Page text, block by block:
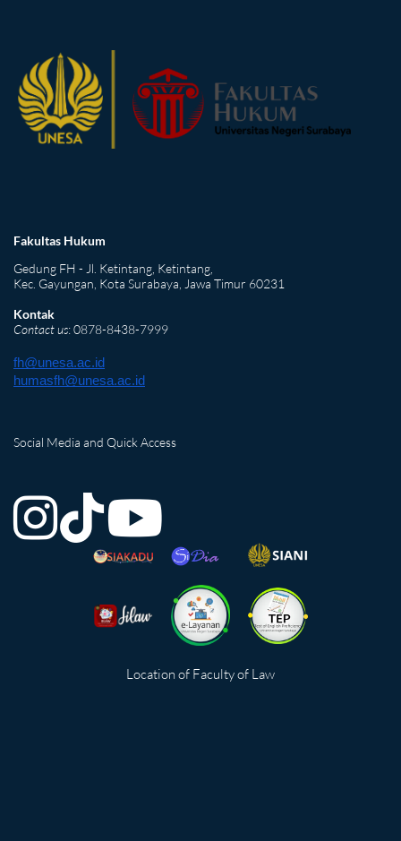
Fakultas Hukum
Gedung FH - Jl. Ketintang, Ketintang,
Kec. Gayungan, Kota Surabaya, Jawa Timur 60231
Kontak
Contact us: 0878-8438-7999
fh@unesa.ac.id
humasfh@unesa.ac.id
Social Media and Quick Access
Location of Faculty of Law